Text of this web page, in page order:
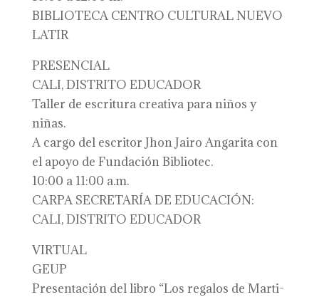
BIBLIOTECA CENTRO CULTURAL NUEVO
LATIR
PRESENCIAL
CALI, DISTRITO EDUCADOR
Taller de escritura creativa para niños y
niñas.
A cargo del escritor Jhon Jairo Angarita con
el apoyo de Fundación Bibliotec.
10:00 a 11:00 a.m.
CARPA SECRETARÍA DE EDUCACIÓN:
CALI, DISTRITO EDUCADOR
VIRTUAL
GEUP
Presentación del libro “Los regalos de Marti-